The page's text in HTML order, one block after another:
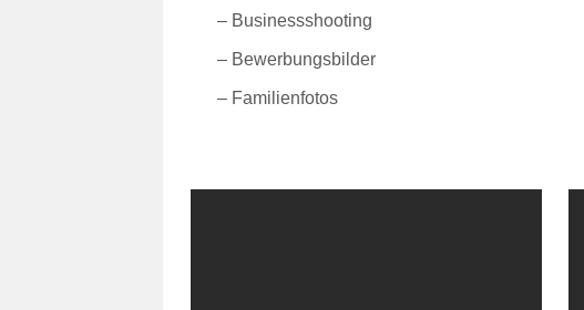
– Businessshooting
– Bewerbungsbilder
– Familienfotos